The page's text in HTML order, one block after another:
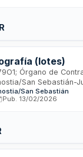
(lotes)
Órgano de
San Sebastián-
Estado:
San Sebastián
Pub. 13/02/2026